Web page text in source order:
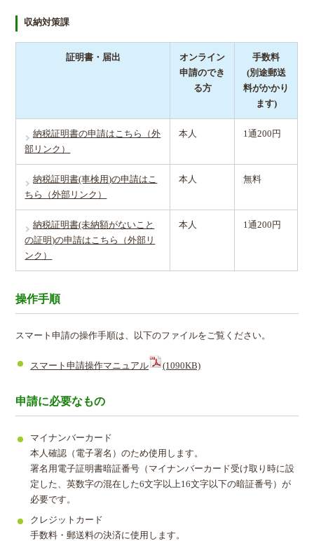
収納対策課
証明書・届出
オンライン
申請のでき
る方
手数料
(別途郵送
料がかかり
ます)
納税証明書の申請はこちら（外
部リンク）
本人 1通200円
納税証明書(車検用)の申請はこ
ちら（外部リンク）
本人 無料
納税証明書(未納額がないこと
の証明)の申請はこちら（外部リ
ンク）
本人 1通200円
操作手順
スマート申請の操作手順は、以下のファイルをご覧ください。
スマート申請操作マニュアル (1090KB)
申請に必要なもの
マイナンバーカード
本人確認（電子署名）のため使用します。
署名用電子証明書暗証番号（マイナンバーカード受け取り時に設
定した、英数字の混在した6文字以上16文字以下の暗証番号）が
必要です。
クレジットカード
手数料・郵送料の決済に使用します。